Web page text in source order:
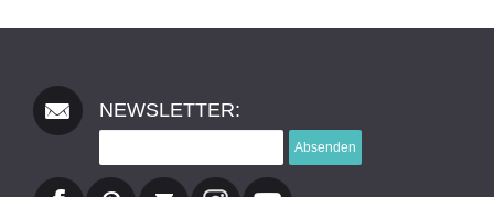
NEWSLETTER:
Absenden